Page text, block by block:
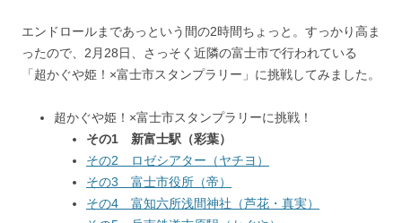
エンドロールまであっという間の2時間ちょっと。すっかり高ま
ったので、2月28日、さっそく近隣の富士市で行われている
「超かぐや姫！×富士市スタンプラリー」に挑戦してみました。
超かぐや姫！×富士市スタンプラリーに挑戦！
その1 新富士駅（彩葉）
その2 ロゼシアター（ヤチヨ）
その3 富士市役所（帝）
その4 富知六所浅間神社（芦花・真実）